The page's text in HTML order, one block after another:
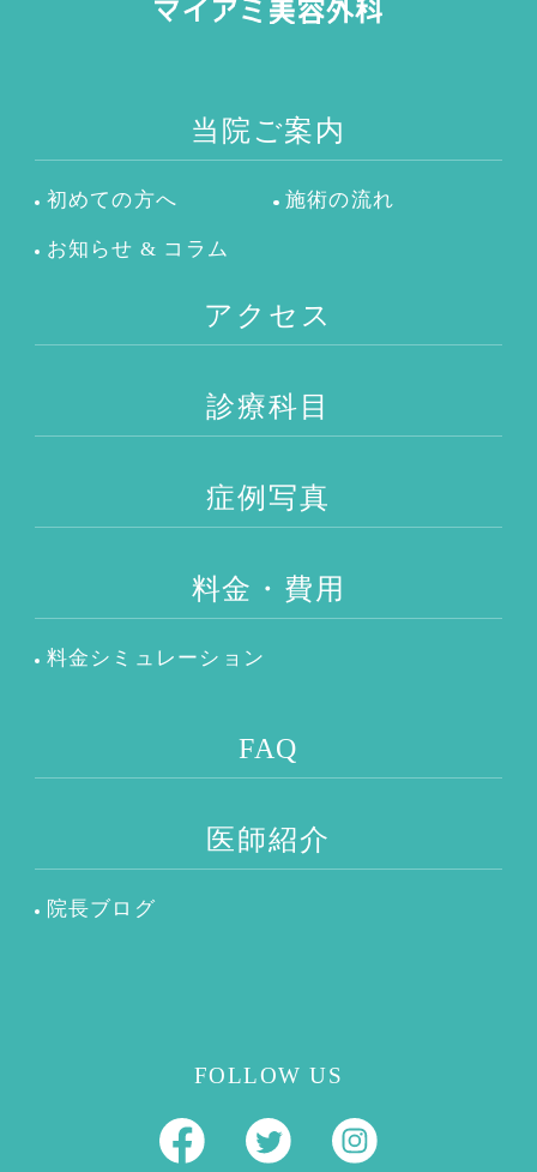
当院ご案内
初めての方へ 施術の流れ
お知らせ & コラム
アクセス
診療科目
症例写真
料金・費用
料金シミュレーション
FAQ
医師紹介
院長ブログ
FOLLOW US